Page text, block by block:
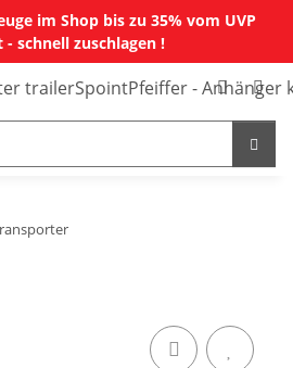
im Shop bis zu 35% vom UVP
- schnell zuschlagen !